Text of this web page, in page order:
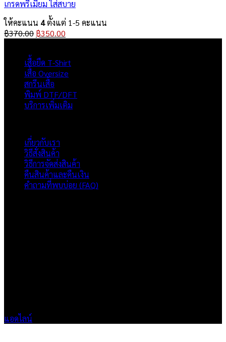
เกรดพรีเมี่ยม ใส่สบาย
ให้คะแนน 4ตั้งแต่ 1-5 คะแนน
฿370.00 Original
฿370.00.
฿350.00
฿350.00.
เสื้อยืด T-Shirt
เสื้อ Oversize
สกรีนเสื้อ
พิมพ์ DTF/DFT
บริการเพิ่มเติม
เกี่ยวกับเรา
วิธีสั่งสินค้า
วิธีการจัดส่งสินค้า
คืนสินค้าและคืนเงิน
คำถามที่พบบ่อย (FAQ)
แอดไลน์